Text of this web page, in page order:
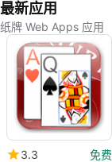
最新应用
纸牌 Web Apps 应用
3.3
免费